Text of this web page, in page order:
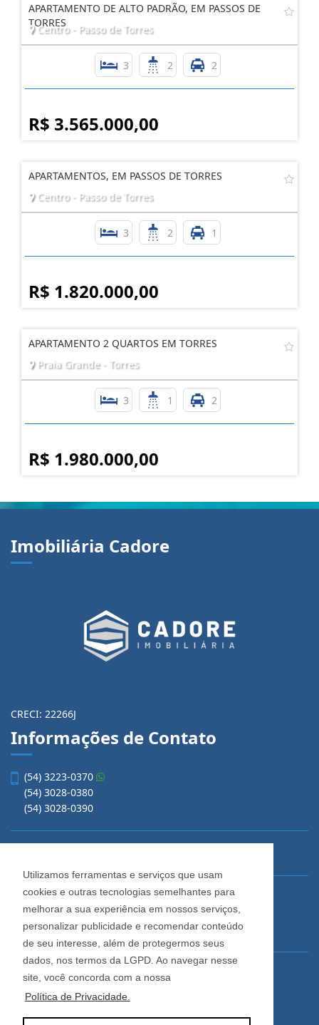
Utilizamos ferramentas e serviços que usam
cookies e outras tecnologias semelhantes para
melhorar a sua experiência em nossos serviços,
personalizar publicidade e recomendar conteúdo
de seu interesse, além de protegermos seus
dados, nos termos da LGPD. Ao navegar nesse
site, você concorda com a nossa
Política de Privacidade.
APARTAMENTO DE ALTO PADRÃO, EM PASSOS DE
TORRES
Centro - Passo de Torres
3 2 2
R$ 3.565.000,00
APARTAMENTOS, EM PASSOS DE TORRES
Centro - Passo de Torres
3 2 1
R$ 1.820.000,00
APARTAMENTO 2 QUARTOS EM TORRES
Praia Grande - Torres
3 1 2
R$ 1.980.000,00
Imobiliária Cadore
CRECI: 22266J
Informações de Contato
(54) 3223-0370
(54) 3028-0380
(54) 3028-0390
Imobiliária Cadore
Rua Os Dezoito do Forte, 1622, Centro
Caxias do Sul - Rio Grande do Sul
Horário de Atendimento
De segunda a sexta-feira
Das 08:30 às 12:00 e das 13:30 às 18:00